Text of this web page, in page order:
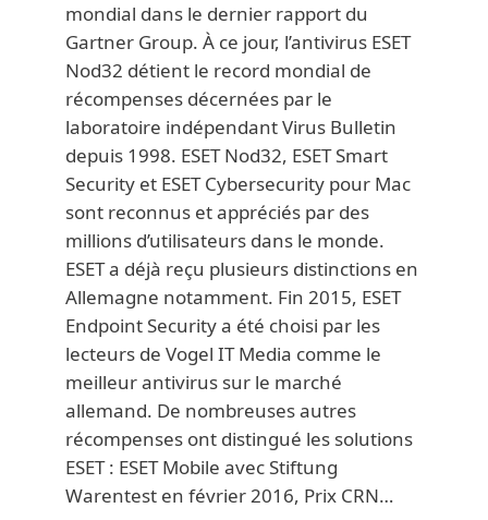
mondial dans le dernier rapport du
Gartner Group. À ce jour, l’antivirus ESET
Nod32 détient le record mondial de
récompenses décernées par le
laboratoire indépendant Virus Bulletin
depuis 1998. ESET Nod32, ESET Smart
Security et ESET Cybersecurity pour Mac
sont reconnus et appréciés par des
millions d’utilisateurs dans le monde.
ESET a déjà reçu plusieurs distinctions en
Allemagne notamment. Fin 2015, ESET
Endpoint Security a été choisi par les
lecteurs de Vogel IT Media comme le
meilleur antivirus sur le marché
allemand. De nombreuses autres
récompenses ont distingué les solutions
ESET : ESET Mobile avec Stiftung
Warentest en février 2016, Prix CRN…